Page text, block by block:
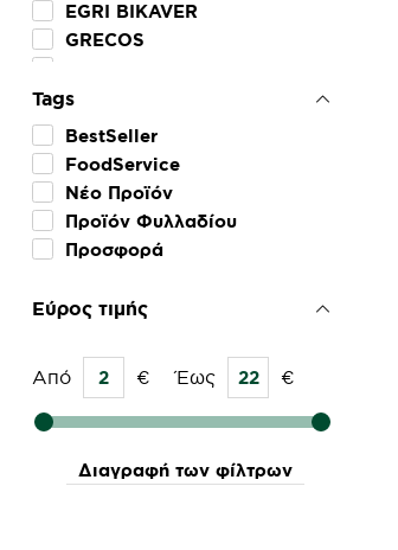
Tags
BestSeller
FoodService
Νέο Προϊόν
Προϊόν Φυλλαδίου
Προσφορά
EGRI BIKAVER
GRECOS
VINAPENA
ΑΒΑΡΙΝΟ
ΑΛΛΟΤΙΝΟ
ΑΟΣ ΝΕΜΕΑΣ
ΒΙΒΛΙΑ ΧΩΡΑ
ΓΑΙΑ
ΚΤΗΜΑ ΑΒΑΝΤΙΣ
ΚΥΡ ΓΙΑΝΝΗ
ΛΑΖΑΡΙΔΗ
ΤΑ 3 ΑΗΔΟΝΙΑ
Εύρος τιμής
Από € Έως €
Διαγραφή των φίλτρων